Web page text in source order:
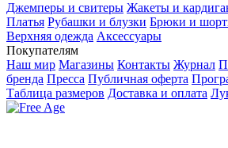
Джемперы и свитеры Жакеты и
Платья Рубашки и блузки Брюки и
Верхняя одежда Аксесcуары
Покупателям
Наш мир Магазины Контакты Журнал
бренда Пресса Публичная оферта
Таблица размеров Доставка и оплата